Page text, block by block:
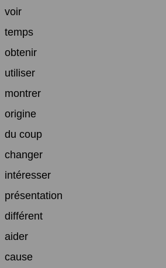
voir
temps
obtenir
utiliser
montrer
origine
du coup
changer
intéresser
présentation
différent
aider
cause